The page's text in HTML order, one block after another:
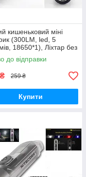
кишеньковий міні
(300LM, led, 5
18650*1), Ліхтар без
до відправки
₴ 259 ₴
Купити